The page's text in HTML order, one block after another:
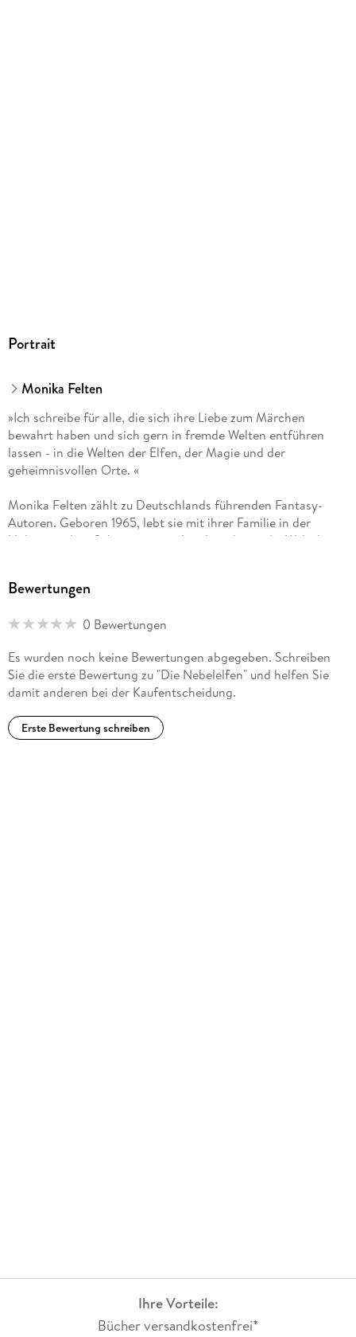
Portrait
Monika Felten
»Ich schreibe für alle, die sich ihre Liebe zum Märchen
bewahrt haben und sich gern in fremde Welten entführen
lassen - in die Welten der Elfen, der Magie und der
geheimnisvollen Orte. «
Monika Felten zählt zu Deutschlands führenden Fantasy-
Autoren. Geboren 1965, lebt sie mit ihrer Familie in der
Holsteinischen Schweiz, einem Landstrich, wo die Welt der
erfolgreiche Autorin neben Fantasy-Romanen und
verschiedene Zeitschriften. Für ihre Werke »Elfenfeuer« und
jeweils den Deutschen Phantastik Preis als »Bester Roman
National«.
Bewertungen
0 Bewertungen
Es wurden noch keine Bewertungen abgegeben. Schreiben
Sie die erste Bewertung zu "Die Nebelelfen" und helfen Sie
damit anderen bei der Kaufentscheidung.
Erste Bewertung schreiben
Ihre Vorteile:
Bücher versandkostenfrei*